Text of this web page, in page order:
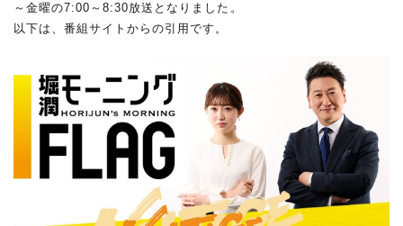
～金曜の7:00～8:30放送となりました。
以下は、番組サイトからの引用です。